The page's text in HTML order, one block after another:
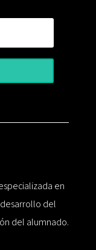
en
del
del alumnado.